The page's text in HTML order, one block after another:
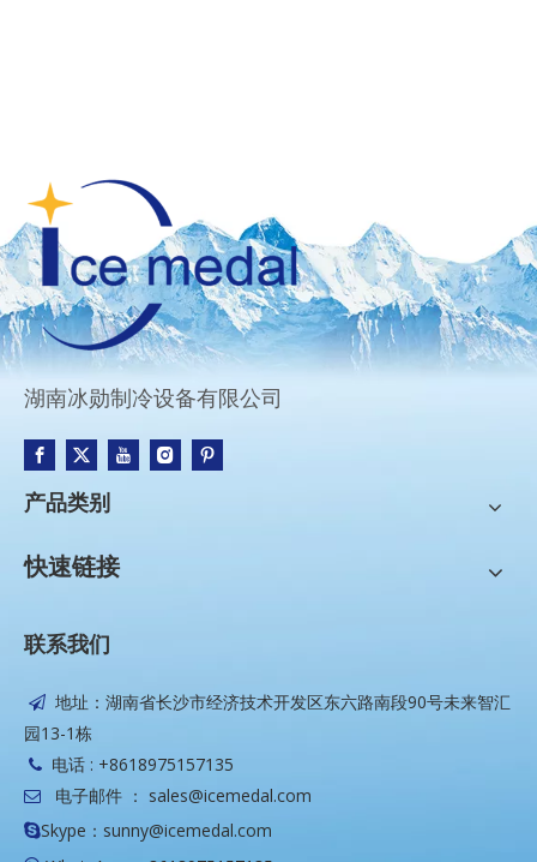
湖南冰勋制冷设备有限公司
产品类别
快速链接
联系我们
 地址：湖南省长沙市经济技术开发区东六路南段90号未来智汇
园13-1栋
 电话 : +8618975157135
 电子邮件 ： sales@icemedal.com
Skype：sunny@icemedal.com